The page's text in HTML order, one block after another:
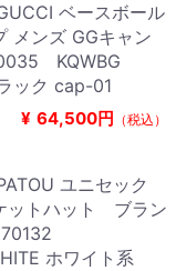
ベースボール
メンズ GGキャン
KQWBG
ック cap-01
¥ 64,500円 （税込）
ユニセック
トハット ブラン
ホワイト系